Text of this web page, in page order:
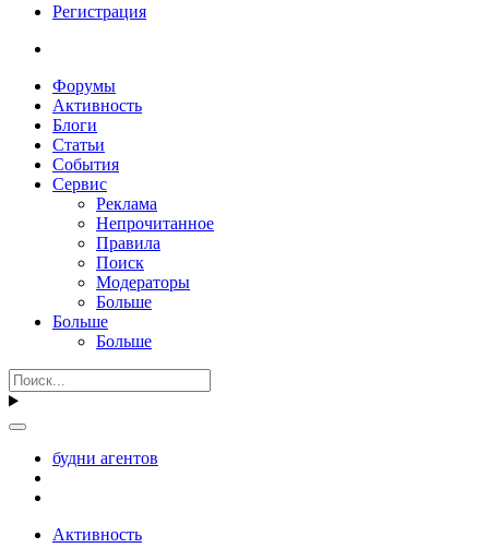
Регистрация
Форумы
Активность
Блоги
Статьи
События
Сервис
Реклама
Непрочитанное
Правила
Поиск
Модераторы
Больше
Больше
Больше
будни агентов
Активность